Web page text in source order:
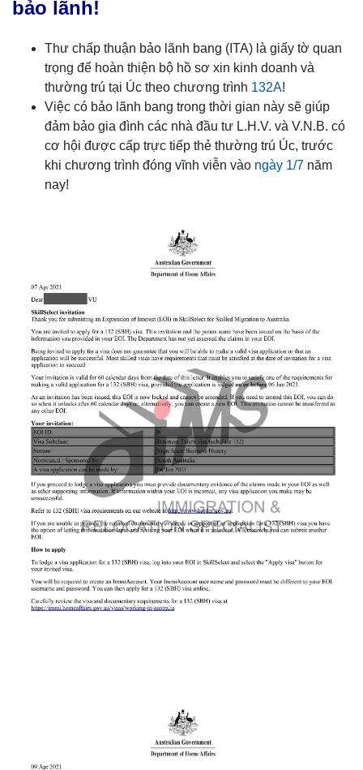
bảo lãnh!
Thư chấp thuận bảo lãnh bang (ITA) là giấy tờ quan
trọng để hoàn thiện bộ hồ sơ xin kinh doanh và
thường trú tại Úc theo chương trình 132A!
Việc có bảo lãnh bang trong thời gian này sẽ giúp
đảm bảo gia đình các nhà đầu tư L.H.V. và V.N.B. có
cơ hội được cấp trực tiếp thẻ thường trú Úc, trước
khi chương trình đóng vĩnh viễn vào ngày 1/7 năm
nay!